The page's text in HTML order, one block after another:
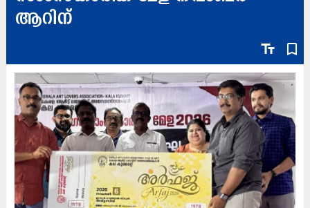
ആറിന്
text_fields bookmark_border